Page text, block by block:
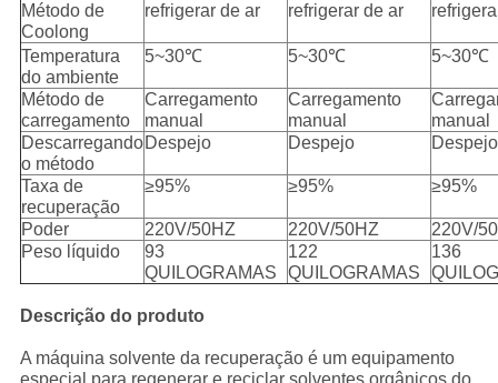
Método de
Coolong
refrigerar de ar refrigerar de ar
Temperatura
do ambiente
5~30℃ 5~30℃ 5~30℃
Método de
carregamento
Carregamento
manual
Carregamento
manual
manual
Descarregando
o método
Despejo Despejo Despejo
Taxa de
recuperação
≥95% ≥95% ≥95%
Poder 220V/50HZ 220V/50HZ
220V/
Peso líquido
93
QUILOGRAMAS
122
QUILOGRAMAS
136
Descrição do produto
A máquina solvente da recuperação é um equipamento